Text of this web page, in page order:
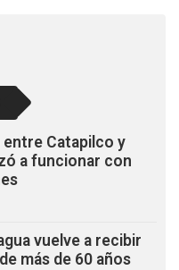
entre Catapilco y
a funcionar con
vuelve a recibir
más de 60 años